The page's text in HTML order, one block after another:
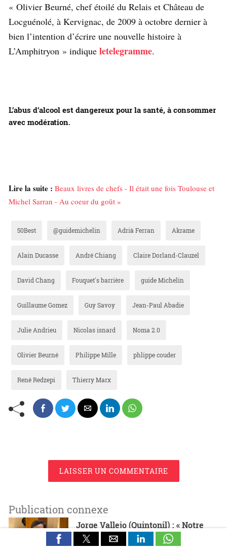
« Olivier Beurné, chef étoilé du Relais et Château de
Locguénolé, à Kervignac, de 2009 à octobre dernier à
bien l’intention d’écrire une nouvelle histoire à
L’Amphitryon » indique letelegramme.
L’abus d’alcool est dangereux pour la santé, à consommer
avec modération.
Lire la suite : Beaux livres de chefs - Il était une fois Toulouse et
Michel Sarran - Au coeur du goût »
50Best @guidemichelin Adrià Ferran Akrame
Alain Ducasse André Chiang Claire Dorland-Clauzel
David Chang Fouquet's barrière guide Michelin
Guillaume Gomez Guy Savoy Jean-Paul Abadie
Julie Andrieu Nicolas isnard Noma 2.0
Olivier Beurné Philippe Mille phlippe couder
René Redzepi Thierry Marx
LAISSER UN COMMENTAIRE
Publication connexe
Jorge Vallejo (Quintonil) : « Notre
ambition est de montrer le vrai